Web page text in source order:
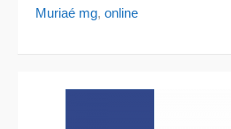
Muriaé mg, online